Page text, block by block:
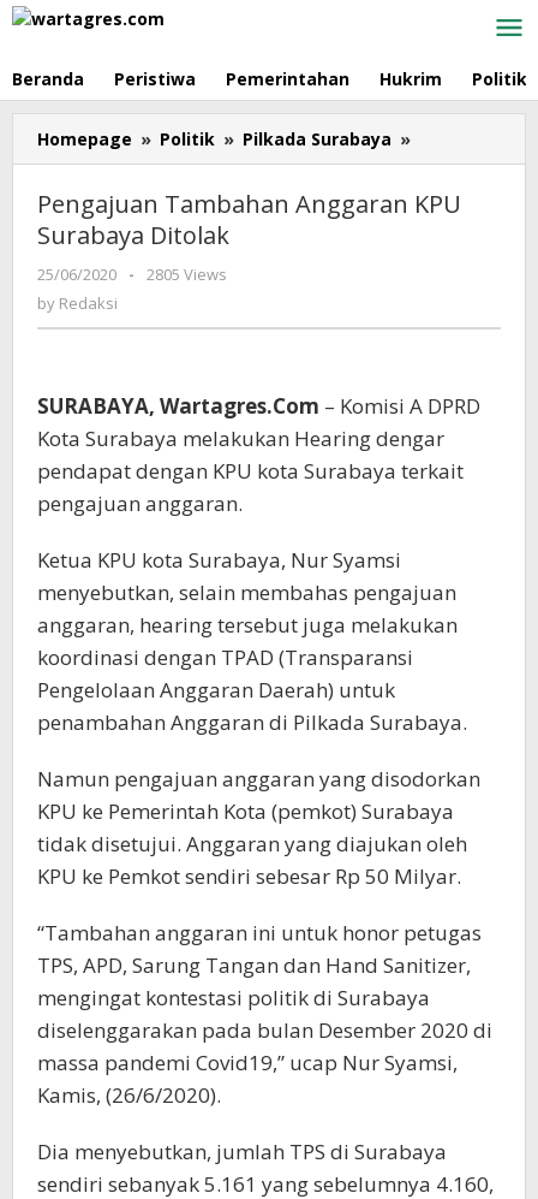
Skip
Beranda Peristiwa Pemerintahan Hukrim Politik
Homepage » Politik » Pilkada Surabaya »
Tambahan
KPU
Pengajuan Tambahan Anggaran KPU
Surabaya Ditolak
25/06/2020
by
-
2805 Views
by Redaksi
SURABAYA, Wartagres.Com – Komisi A DPRD
Kota Surabaya melakukan Hearing dengar
pendapat dengan KPU kota Surabaya terkait
pengajuan anggaran.
Ketua KPU kota Surabaya, Nur Syamsi
menyebutkan, selain membahas pengajuan
anggaran, hearing tersebut juga melakukan
koordinasi dengan TPAD (Transparansi
Pengelolaan Anggaran Daerah) untuk
penambahan Anggaran di Pilkada Surabaya.
Namun pengajuan anggaran yang disodorkan
KPU ke Pemerintah Kota (pemkot) Surabaya
tidak disetujui. Anggaran yang diajukan oleh
KPU ke Pemkot sendiri sebesar Rp 50 Milyar.
“Tambahan anggaran ini untuk honor petugas
TPS, APD, Sarung Tangan dan Hand Sanitizer,
mengingat kontestasi politik di Surabaya
diselenggarakan pada bulan Desember 2020 di
massa pandemi Covid19,” ucap Nur Syamsi,
Kamis, (26/6/2020).
Dia menyebutkan, jumlah TPS di Surabaya
sendiri sebanyak 5.161 yang sebelumnya 4.160,